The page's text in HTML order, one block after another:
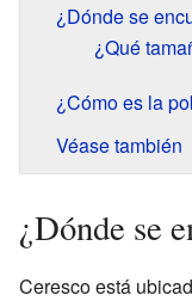
¿Dónde se
¿Qué
¿Cómo es la
Véase también
¿Dónde se
Ceresco está